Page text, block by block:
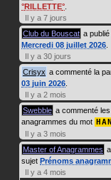
RILLETTE
Il y a 7 jours
Club du Bouscat a
Mercredi 08 juillet 2026
Il y a 30 jours
Crisyx a commenté la
03 juin 2026
Il y a 2 mois
Swebble a commenté les
anagrammes du mot
Il y a 3 mois
Master of Anagrammes
sujet Prénoms
Il y a 4 mois